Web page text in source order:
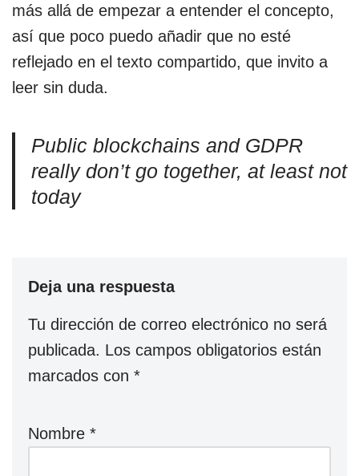
más allá de empezar a entender el concepto,
así que poco puedo añadir que no esté
reflejado en el texto compartido, que invito a
leer sin duda.
Public blockchains and GDPR
really don’t go together, at least not
today
Deja una respuesta
Tu dirección de correo electrónico no será
publicada. Los campos obligatorios están
marcados con *
Nombre *